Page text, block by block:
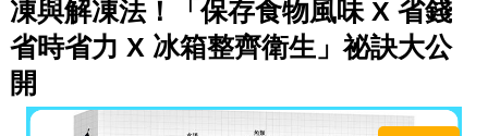
凍與解凍法！「保存食物風味 X 省錢
省時省力 X 冰箱整齊衛生」祕訣大公
開